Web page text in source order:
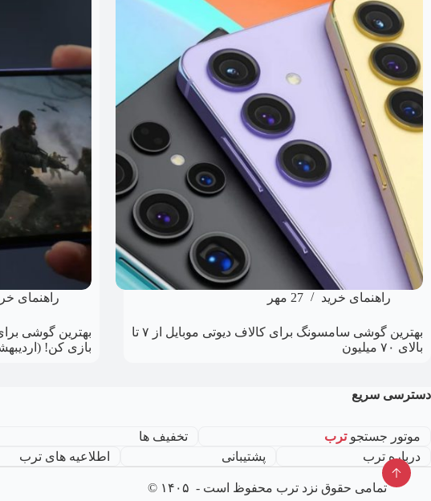
راهنمای خرید 27 مهر
بهترین گوشی سامسونگ برای کالاف دیوتی موبایل از ۷ تا
بالای ۷۰ میلیون
راهنمای
بازی کن! (اردیبهشت
دسترسی سریع
موتور جستجوترب
تخفیف ها
درباره ترب
پشتیبانی اطلاعیه های ترب
تمامی حقوق نزد ترب محفوظ است - ۱۴۰۵ ©